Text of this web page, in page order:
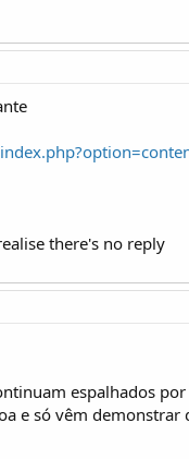
there's no reply
espalhados
e só vêm